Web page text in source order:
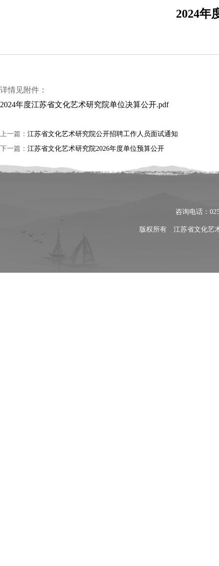
2024年
详情见附件：
2024年度江苏省文化艺术研究院单位决算公开.pdf
上一篇： 江苏省文化艺术研究院公开招聘工作人员面试通知
下一篇： 江苏省文化艺术研究院2026年度单位预算公开
咨询电话：
版权所有 江苏省文化艺